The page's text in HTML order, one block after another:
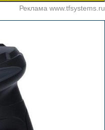
Реклама www.tfsystems.ru